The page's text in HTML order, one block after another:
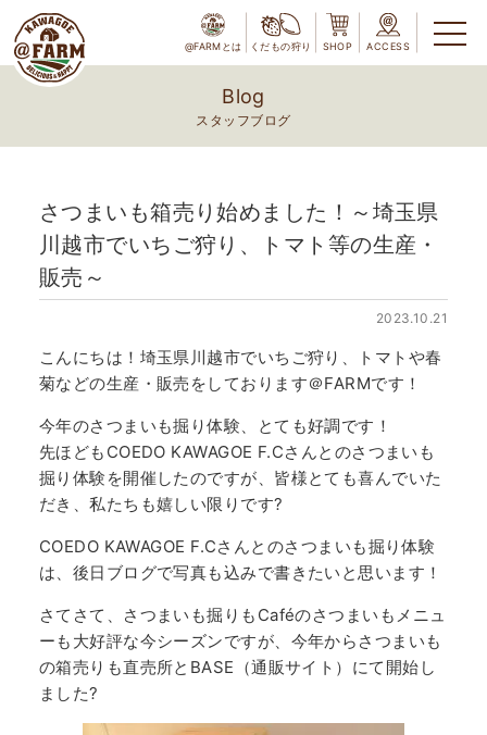
@FARMとは くだもの狩り SHOP ACCESS
Blog
スタッフブログ
さつまいも箱売り始めました！～埼玉県
川越市でいちご狩り、トマト等の生産・
販売～
2023.10.21
こんにちは！埼玉県川越市でいちご狩り、トマトや春
菊などの生産・販売をしております＠FARMです！
今年のさつまいも掘り体験、とても好調です！
先ほどもCOEDO KAWAGOE F.Cさんとのさつまいも
掘り体験を開催したのですが、皆様とても喜んでいた
だき、私たちも嬉しい限りです?
COEDO KAWAGOE F.Cさんとのさつまいも掘り体験
は、後日ブログで写真も込みで書きたいと思います！
さてさて、さつまいも掘りもCaféのさつまいもメニュ
ーも大好評な今シーズンですが、今年からさつまいも
の箱売りも直売所とBASE（通販サイト）にて開始し
ました?